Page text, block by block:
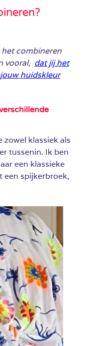
combineren
vooral, dat jij het
huidskleur
zowel klassiek als
tussenin. Ik ben
een klassieke
een spijkerbroek,